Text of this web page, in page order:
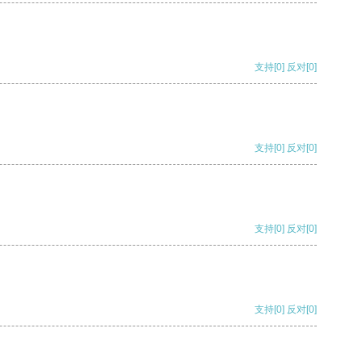
支持[0] 反对[0]
支持[0] 反对[0]
支持[0] 反对[0]
支持[0] 反对[0]